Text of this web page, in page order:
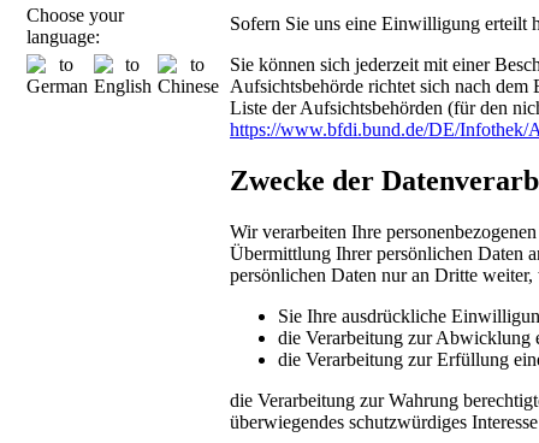
Choose your
language:
Sofern Sie uns eine Einwilligung erteilt
Sie können sich jederzeit mit einer
Aufsichtsbehörde richtet sich nach
Liste der Aufsichtsbehörden (für den
https://www.bfdi.bund.de/DE/Infothek/
Zwecke der
Wir verarbeiten Ihre
Übermittlung Ihrer persönlichen Daten
persönlichen Daten nur an Dritte weiter,
Sie Ihre ausdrückliche
die Verarbeitung zur Abwicklung
die Verarbeitung zur Erfüllung
die Verarbeitung zur Wahrung
überwiegendes schutzwürdiges